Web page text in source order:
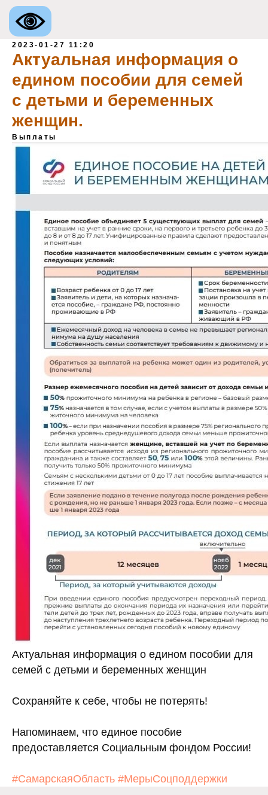
2023-01-27 11:20
Актуальная информация о
едином пособии для семей
с детьми и беременных
женщин.
Выплаты
Актуальная информация о едином пособии для
семей с детьми и беременных женщин
Сохраняйте к себе, чтобы не потерять!
Напоминаем, что единое пособие
предоставляется Социальным фондом России!
#СамарскаяОбласть #МерыСоцподдержки
Самарской
области
Электронная